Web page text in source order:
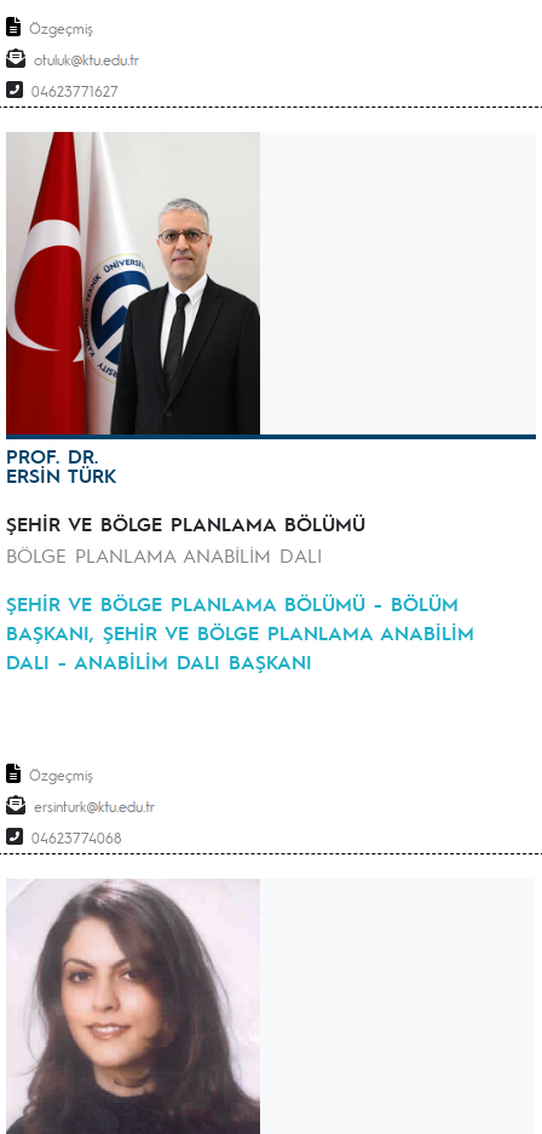
Özgeçmiş
otuluk
04623771627
PROF. DR.
ERSİN TÜRK
ŞEHİR VE BÖLGE PLANLAMA BÖLÜMÜ
BÖLGE PLANLAMA ANABİLİM DALI
ŞEHİR VE BÖLGE PLANLAMA BÖLÜMÜ - BÖLÜM
BAŞKANI, ŞEHİR VE BÖLGE PLANLAMA ANABİLİM
DALI - ANABİLİM DALI BAŞKANI
Özgeçmiş
ersinturk
04623774068